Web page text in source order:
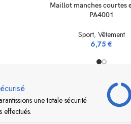
Maillot manches courtes
PA4001
Sport, Vêtement
6,75€
une totale sécurité
effectués.